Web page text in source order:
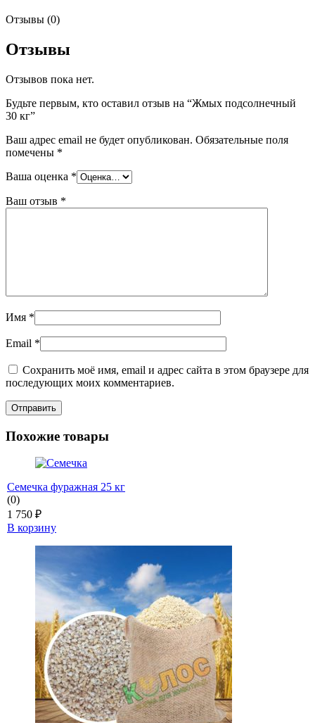
Отзывы (0)
Отзывы
Отзывов пока нет.
Будьте первым, кто оставил отзыв на “Жмых подсолнечный
30 кг”
Ваш адрес email не будет опубликован. Обязательные поля
помечены *
Ваша оценка *
Ваш отзыв *
Имя *
Email *
Сохранить моё имя, email и адрес сайта в этом браузере для
последующих моих комментариев.
Похожие товары
Семечка фуражная 25 кг
(0)
1 750 ₽
В корзину